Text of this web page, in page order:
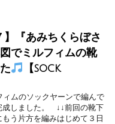
『あみちくらぼさ
でミルフィムの靴
【sock
ィムのソックヤーンで編んで
成しました。 ↓↓前回の靴下
う片方を編みはじめて３日